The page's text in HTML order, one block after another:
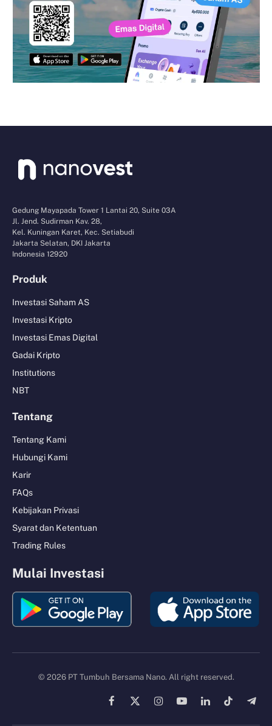
Gedung Mayapada Tower 1 Lantai 20, Suite 03A
Jl. Jend. Sudirman Kav. 28,
Kel. Kuningan Karet, Kec. Setiabudi
Jakarta Selatan, DKI Jakarta
Indonesia 12920
Produk
Investasi Saham AS
Investasi Kripto
Investasi Emas Digital
Gadai Kripto
Institutions
NBT
Tentang
Tentang Kami
Hubungi Kami
Karir
FAQs
Kebijakan Privasi
Syarat dan Ketentuan
Trading Rules
Mulai Investasi
© 2026 PT Tumbuh Bersama Nano. All right reserved.
Facebook
X
InstagramYouTubeLinkedInTikTok